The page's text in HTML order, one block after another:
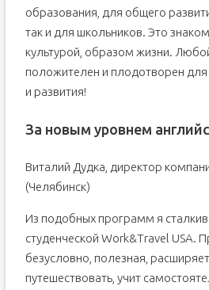
образования, для общего
так и для школьников. Это
культурой, образом жизни.
положителен и плодотворен
и развития!
За новым уровнем
Виталий Дудка, директор
(Челябинск)
Из подобных программ я
студенческой Work&Travel USA.
безусловно, полезная,
путешествовать, учит